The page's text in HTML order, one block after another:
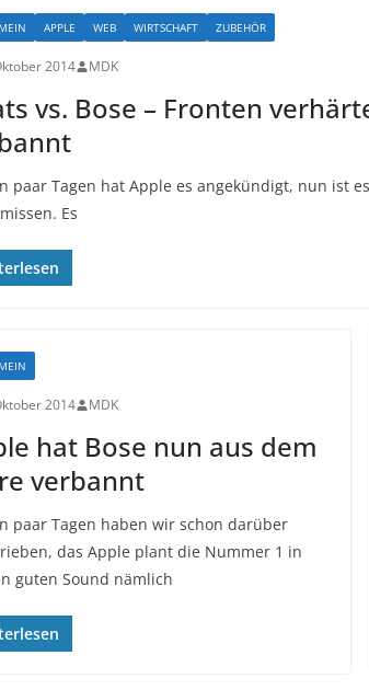
APPLE WEB WIRTSCHAFT ZUBEHÖR
2014 MDK
vs. Bose – Fronten
paar Tagen hat Apple es angekündigt, nun ist
Es
2014 MDK
hat Bose nun aus dem
verbannt
paar Tagen haben wir schon darüber
das Apple plant die Nummer 1 in
guten Sound nämlich